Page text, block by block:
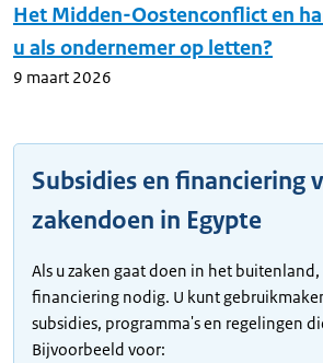
Het Midden-Oostenconflict en
u als ondernemer op letten?
9 maart 2026
Subsidies en financiering
zakendoen in Egypte
Als u zaken gaat doen in het
financiering nodig. U kunt
subsidies, programma's en regelingen
Bijvoorbeeld voor: